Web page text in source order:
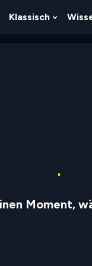
Show
Klassisch
Show
Moment,